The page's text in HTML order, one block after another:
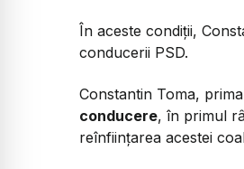
În aceste condiții,
conducerii PSD.
Constantin Toma,
conducere, în primul
reînființarea acestei